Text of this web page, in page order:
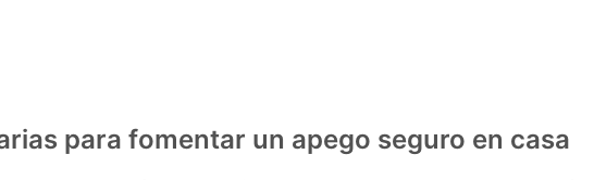
para fomentar un apego seguro en casa